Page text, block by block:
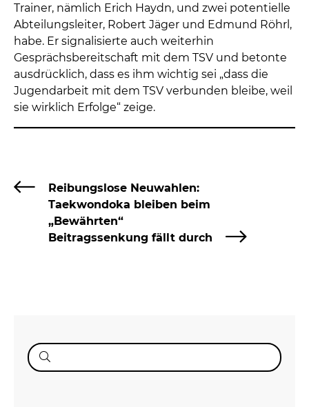
Trainer, nämlich Erich Haydn, und zwei potentielle
Abteilungsleiter, Robert Jäger und Edmund Röhrl,
habe. Er signalisierte auch weiterhin
Gesprächsbereitschaft mit dem TSV und betonte
ausdrücklich, dass es ihm wichtig sei „dass die
Jugendarbeit mit dem TSV verbunden bleibe, weil
sie wirklich Erfolge“ zeige.
Reibungslose Neuwahlen:
Taekwondoka bleiben beim
„Bewährten“
Beitragssenkung fällt durch
Suche
nach: